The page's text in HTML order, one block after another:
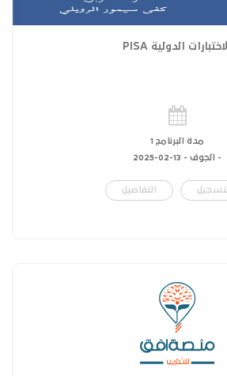
الاختبارات الدولية PISA
مدة البرنامج 1
- الجوف - 13-02-2025
التفاصيل